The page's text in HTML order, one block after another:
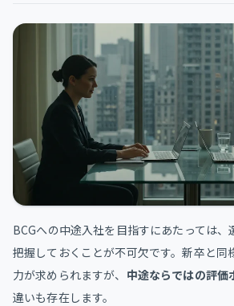
BCGへの中途入社を目指すにあたっては
把握しておくことが不可欠です。新卒と同
力が求められますが、 中途ならではの評価
違いも存在します。